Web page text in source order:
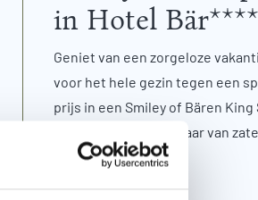
in Hotel
Geniet van een zorgeloze
voor het hele gezin tegen een
prijs in een Smiley of Bären King
Hotel Bär*****. Boekbaar van
zaterdag.